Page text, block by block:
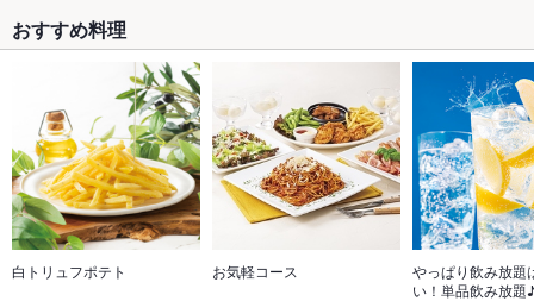
おすすめ料理
白トリュフポテト お気軽コース
やっぱり飲み放題
い！単品飲み放題